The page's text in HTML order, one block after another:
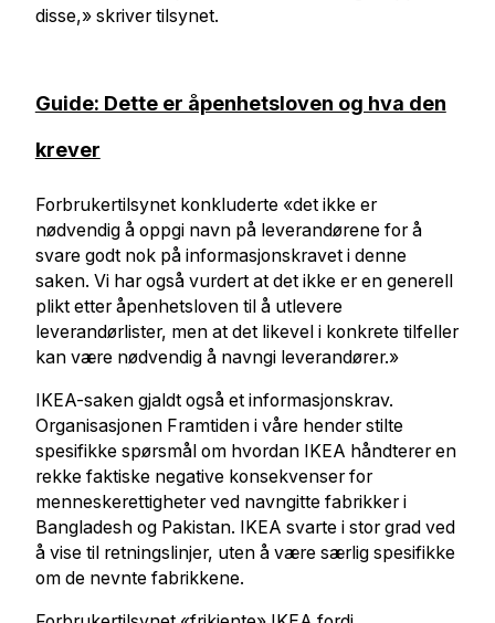
disse,» skriver tilsynet.
Guide: Dette er åpenhetsloven og hva den
krever
Forbrukertilsynet konkluderte «det ikke er
nødvendig å oppgi navn på leverandørene for å
svare godt nok på informasjonskravet i denne
saken. Vi har også vurdert at det ikke er en generell
plikt etter åpenhetsloven til å utlevere
leverandørlister, men at det likevel i konkrete tilfeller
kan være nødvendig å navngi leverandører.»
IKEA-saken gjaldt også et informasjonskrav.
Organisasjonen Framtiden i våre hender stilte
spesifikke spørsmål om hvordan IKEA håndterer en
rekke faktiske negative konsekvenser for
menneskerettigheter ved navngitte fabrikker i
Bangladesh og Pakistan. IKEA svarte i stor grad ved
å vise til retningslinjer, uten å være særlig spesifikke
om de nevnte fabrikkene.